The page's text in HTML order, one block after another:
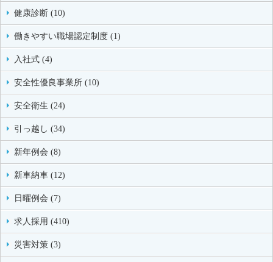
健康診断 (10)
働きやすい職場認定制度 (1)
入社式 (4)
安全性優良事業所 (10)
安全衛生 (24)
引っ越し (34)
新年例会 (8)
新車納車 (12)
日曜例会 (7)
求人採用 (410)
災害対策 (3)